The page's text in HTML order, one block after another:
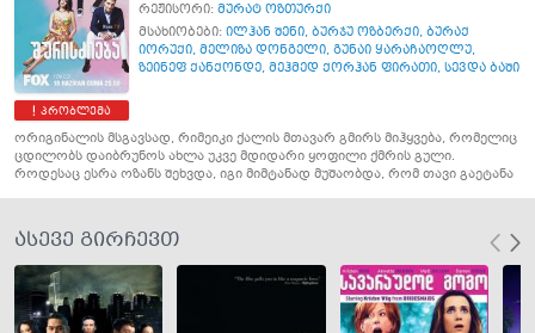
პრობლემა
რეჟისორი: მურატ ოზთურქი
მსახიობები: ილჰან შენი, ბურჯუ ოზბერქი, ბურაქ
იორუქი, მელიზა დონგელი, გუნაი ყარაჩაოღლუ,
ზეინეფ ქანქონდე, მეჰმედ ქორჰან ფირათი, სევდა ბაში
ორიგინალის მსგავსად, რიმეიკი ქალის მთავარ გმირს მიჰყვება, რომელიც
ცდილობს დაიბრუნოს ახლა უკვე მდიდარი ყოფილი ქმრის გული.
როდესაც ესრა ოზანს შეხვდა, იგი მიმტანად მუშაობდა, რომ თავი გაეტანა
ასევე გირჩევთ